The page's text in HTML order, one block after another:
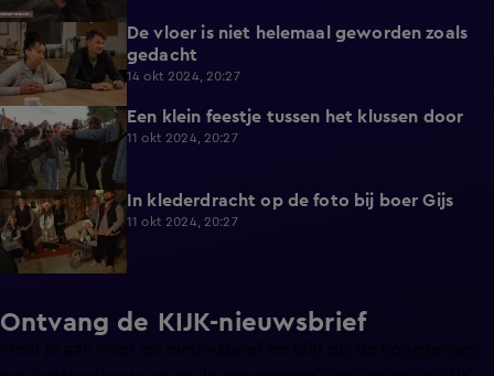
4:16
De vloer is niet helemaal geworden zoals
gedacht
14 okt 2024, 20:27
5:58 Een klein feestje tussen het klussen door
11 okt 2024, 20:27
4:42 In klederdracht op de foto bij boer Gijs
11 okt 2024, 20:27
Ontvang de KIJK-nieuwsbrief
Meld je aan voor de nieuwsbrief en blijf op de hoogte van